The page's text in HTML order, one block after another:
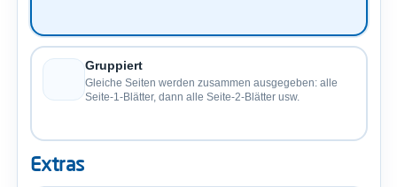
Gruppiert
Gleiche Seiten werden zusammen ausgegeben: alle
Seite-1-Blätter, dann alle Seite-2-Blätter usw.
Extras